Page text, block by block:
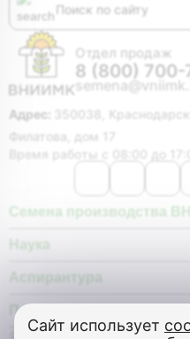
Отдел продаж
8 (800)
Адрес:
350038,
Филатова, дом 17
Время работы с 08:00 до
© Федеральное
Семена производства
Наука
Аспирантура
Покупателю
Сайт использует